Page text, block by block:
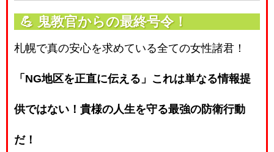
💪 鬼教官からの最終号令！
札幌で真の安心を求めている全ての女性諸君！
「NG地区を正直に伝える」これは単なる情報提
供ではない！貴様の人生を守る最強の防衛行動
だ！